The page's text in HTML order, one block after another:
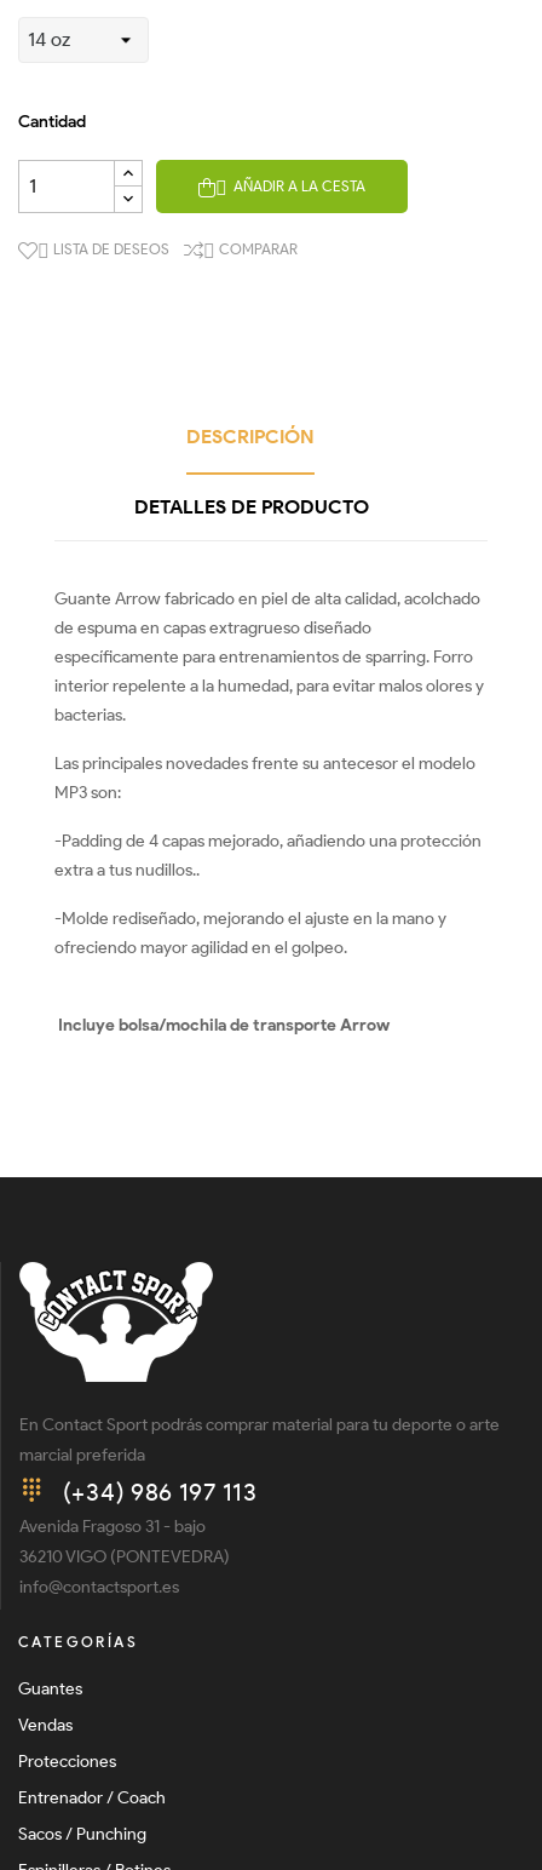
Cantidad
 AÑADIR A LA CESTA
 LISTA DE DESEOS  COMPARAR
DESCRIPCIÓN
DETALLES DE PRODUCTO
Guante Arrow fabricado en piel de alta calidad, acolchado
de espuma en capas extragrueso diseñado
específicamente para entrenamientos de sparring. Forro
interior repelente a la humedad, para evitar malos olores y
bacterias.
Las principales novedades frente su antecesor el modelo
MP3 son:
-Padding de 4 capas mejorado, añadiendo una protección
extra a tus nudillos..
-Molde rediseñado, mejorando el ajuste en la mano y
ofreciendo mayor agilidad en el golpeo.
Incluye bolsa/mochila de transporte Arrow
En Contact Sport podrás comprar material para tu deporte o arte
marcial preferida
(+34) 986 197 113
Avenida Fragoso 31 - bajo
36210 VIGO (PONTEVEDRA)
info@contactsport.es
CATEGORÍAS
Guantes
Vendas
Protecciones
Entrenador / Coach
Sacos / Punching